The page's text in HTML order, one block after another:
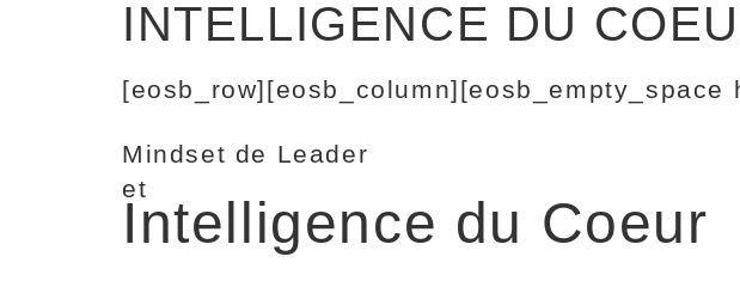
INTELLIGENCE DU
Mindset de Leader
et
Intelligence du Coeur